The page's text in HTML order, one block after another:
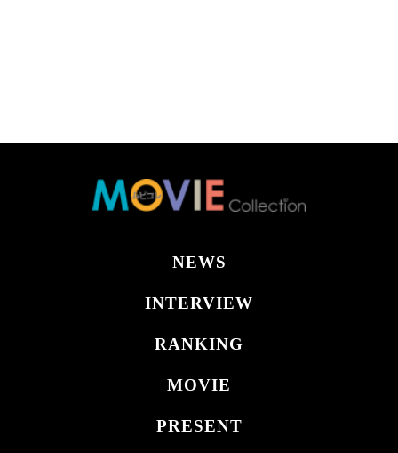
NEWS
INTERVIEW
RANKING
MOVIE
PRESENT